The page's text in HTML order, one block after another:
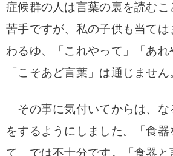
症候群の人は言葉の裏を読む
苦手ですが、私の子供も当て
わるゆ、「これやって」「あ
「こそあど言葉」は通じません
その事に気付いてからは、な
をするようにしました。
「食
て」では不十分です。「食器と